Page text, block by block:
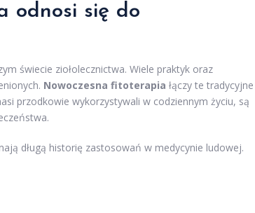
odnosi się do
świecie ziołolecznictwa. Wiele praktyk oraz
Nowoczesna fitoterapia łączy te tradycyjne
przodkowie wykorzystywali w codziennym życiu, są
długą historię zastosowań w medycynie ludowej.